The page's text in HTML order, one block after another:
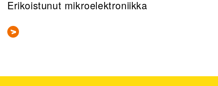
Erikoistunut mikroelektroniikka